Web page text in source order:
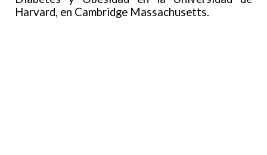
Harvard, en Cambridge Massachusetts.